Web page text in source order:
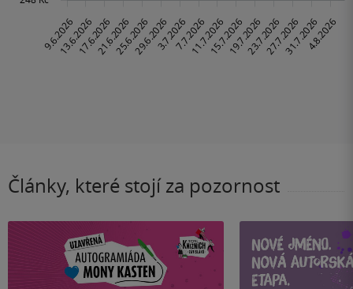
Články, které stojí za pozornost